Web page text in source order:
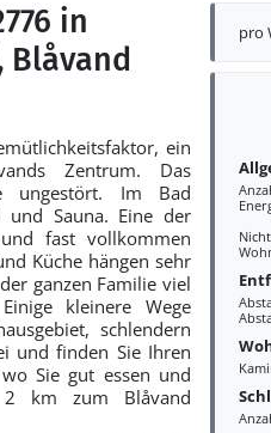
pro
in
Blåvand
ein
Zentrum. Das
ungestört. Im Bad
Sauna. Eine der
fast vollkommen
Küche hängen sehr
ganzen Familie viel
kleinere Wege
schlendern
und finden Sie Ihren
Sie gut essen und
2 km zum Blåvand